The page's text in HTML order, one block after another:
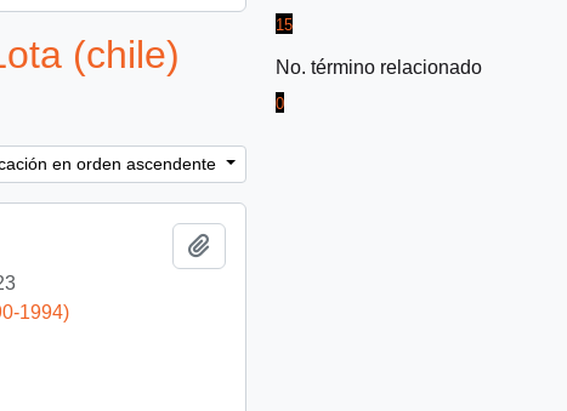
(chile)
en orden ascendente
1994)
15
No. término relacionado
0